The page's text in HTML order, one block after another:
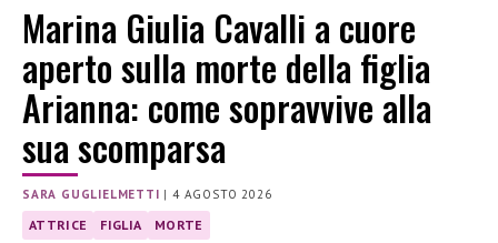
Marina Giulia Cavalli a cuore
aperto sulla morte della figlia
Arianna: come sopravvive alla
sua scomparsa
SARA GUGLIELMETTI |4 AGOSTO 2026
ATTRICE FIGLIA MORTE